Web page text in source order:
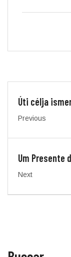
Úti célja
Previous
Um Presente
Next